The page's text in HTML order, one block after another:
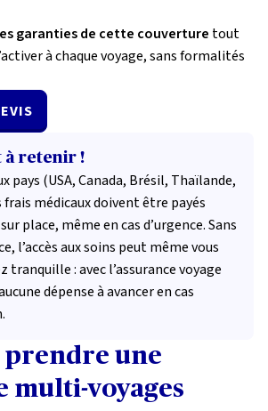
garanties de cette couverture tout
à chaque voyage, sans formalités
à retenir !
pays (USA, Canada, Brésil, Thaïlande,
médicaux doivent être payés
place, même en cas d’urgence. Sans
l’accès aux soins peut même vous
tranquille : avec l’assurance voyage
dépense à avancer en cas
une
multi-voyages